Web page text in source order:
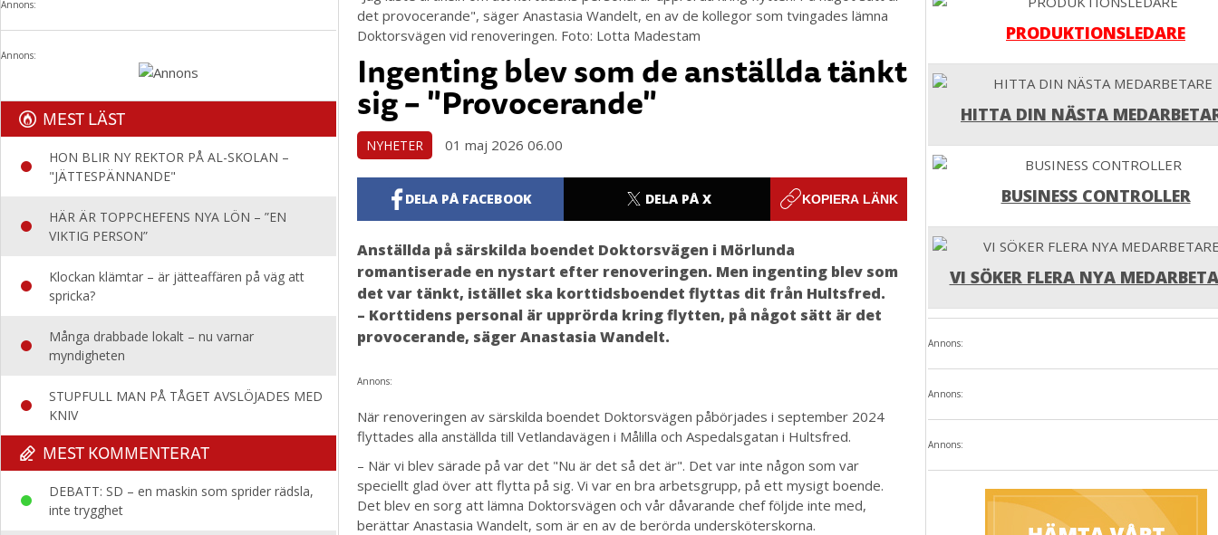
Annons:
Annons:
MEST LÄST
HON BLIR NY REKTOR PÅ AL-SKOLAN –
"JÄTTESPÄNNANDE"
HÄR ÄR TOPPCHEFENS NYA LÖN – ”EN
VIKTIG PERSON”
Klockan klämtar – är jätteaffären på väg att
spricka?
Många drabbade lokalt – nu varnar
myndigheten
STUPFULL MAN PÅ TÅGET AVSLÖJADES MED
KNIV
MEST KOMMENTERAT
DEBATT: SD – en maskin som sprider rädsla,
inte trygghet
det provocerande", säger Anastasia Wandelt, en av de kollegor som tvingades lämna
Doktorsvägen vid renoveringen. Foto: Lotta Madestam
Ingenting blev som de anställda tänkt
sig – "Provocerande"
NYHETER 01 maj 2026 06.00
DELA PÅ FACEBOOK DELA PÅ X KOPIERA LÄNK
Anställda på särskilda boendet Doktorsvägen i Mörlunda
romantiserade en nystart efter renoveringen. Men ingenting blev som
det var tänkt, istället ska korttidsboendet flyttas dit från Hultsfred.
– Korttidens personal är upprörda kring flytten, på något sätt är det
provocerande, säger Anastasia Wandelt.
Annons:
När renoveringen av särskilda boendet Doktorsvägen påbörjades i september 2024
flyttades alla anställda till Vetlandavägen i Målilla och Aspedalsgatan i Hultsfred.
– När vi blev särade på var det "Nu är det så det är". Det var inte någon som var
speciellt glad över att flytta på sig. Vi var en bra arbetsgrupp, på ett mysigt boende.
Det blev en sorg att lämna Doktorsvägen och vår dåvarande chef följde inte med,
berättar Anastasia Wandelt, som är en av de berörda undersköterskorna.
PRODUKTIONSLEDARE
HITTA DIN NÄSTA
BUSINESS CONTROLLER
VI SÖKER FLERA NYA
Annons:
Annons:
Annons: